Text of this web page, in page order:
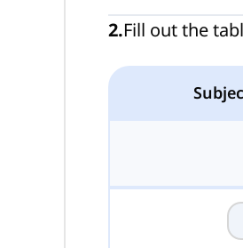
2.Fill out the